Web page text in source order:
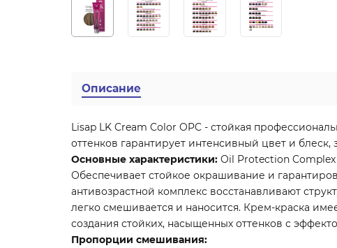
Описание
Lisap LK Cream Color OPC - стойкая
оттенков гарантирует интенсивный цвет и
Основные характеристики: Oil Protection
Обеспечивает стойкое окрашивание и
антивозрастной комплекс восстанавливают
легко смешивается и наносится. Крем-краска
создания стойких, насыщенных оттенков с
Пропорции смешивания: